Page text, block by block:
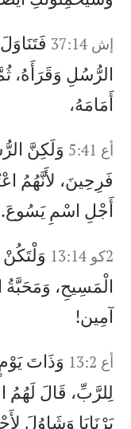
إش 37:14
الرُّسُلِ وَقَرَأَهُ،
أَمَامَهُ،
أع 5:41
وَلَكِنَّ
فَرِحِينَ، لأَنَّهُمُ
أَجْلِ اسْمِ يَسُوعَ.
2كو 13:14
الْمَسِيحِ، وَمَحَبَّةُ
آمِين!
أع 13:2
وَذَاتَ
لِلرَّبِّ، قَالَ
بَرْنَابَا وَشَاوُلَ